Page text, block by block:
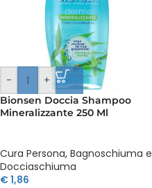
- +
Bionsen Doccia Shampoo
Mineralizzante 250 Ml
Cura Persona, Bagnoschiuma e
Docciaschiuma
€1,86